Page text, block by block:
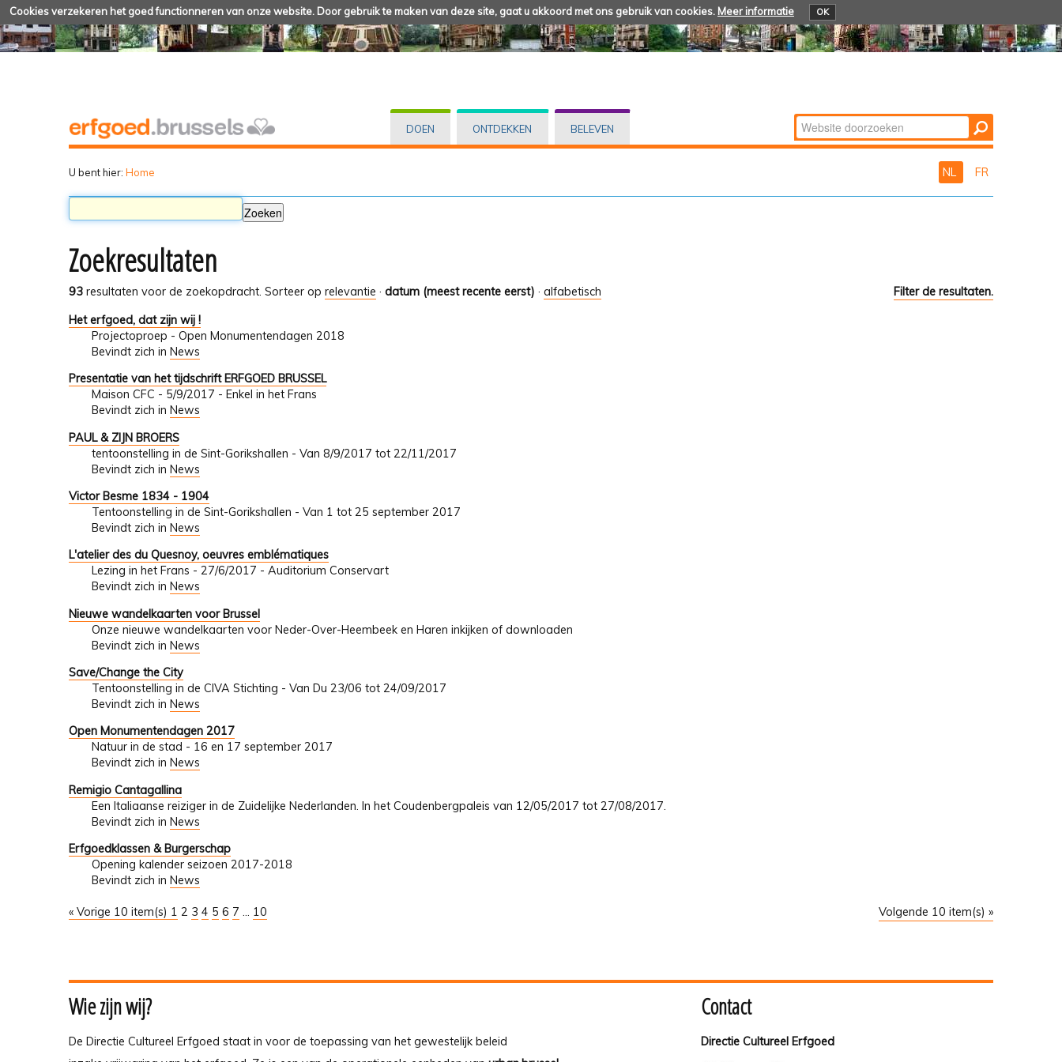
Cookies verzekeren het goed functionneren van onze website. Door gebruik te maken van deze site, gaat u akkoord met ons gebruik van cookies. Meer informatie OK
DOEN ONTDEKKEN BELEVEN Zoek
Geavanceerd
U bent hier: Home NL FR
Zoekresultaten
93 resultaten voor de zoekopdracht. Filter de resultaten.
Sorteer op relevantie · datum (meest recente eerst) · alfabetisch
Het erfgoed, dat zijn wij !
Projectoproep - Open Monumentendagen 2018
Bevindt zich in News
Presentatie van het tijdschrift ERFGOED BRUSSEL
Maison CFC - 5/9/2017 - Enkel in het Frans
Bevindt zich in News
PAUL & ZIJN BROERS
tentoonstelling in de Sint-Gorikshallen - Van 8/9/2017 tot 22/11/2017
Bevindt zich in News
Victor Besme 1834 - 1904
Tentoonstelling in de Sint-Gorikshallen - Van 1 tot 25 september 2017
Bevindt zich in News
L'atelier des du Quesnoy, oeuvres emblématiques
Lezing in het Frans - 27/6/2017 - Auditorium Conservart
Bevindt zich in News
Nieuwe wandelkaarten voor Brussel
Onze nieuwe wandelkaarten voor Neder-Over-Heembeek en Haren inkijken of downloaden
Bevindt zich in News
Save/Change the City
Tentoonstelling in de CIVA Stichting - Van Du 23/06 tot 24/09/2017
Bevindt zich in News
Open Monumentendagen 2017
Natuur in de stad - 16 en 17 september 2017
Bevindt zich in News
Remigio Cantagallina
Een Italiaanse reiziger in de Zuidelijke Nederlanden. In het Coudenbergpaleis van 12/05/2017 tot 27/08/2017.
Bevindt zich in News
Erfgoedklassen & Burgerschap
Opening kalender seizoen 2017-2018
Bevindt zich in News
« Vorige 10 item(s) Volgende 10 item(s) »
1 2 3 4 5 6 7 ... 10
Wie zijn wij?
De Directie Cultureel Erfgoed staat in voor de toepassing van het gewestelijk beleid
Contact
Directie Cultureel Erfgoed